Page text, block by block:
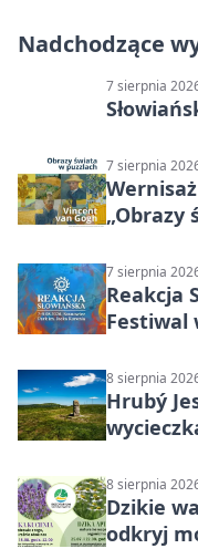
Nadchodzące
7 sierpnia
7 sierpnia
„Obrazy
7 sierpnia
Reakcja
Festiwal
8 sierpnia
Hrubý
8 sierpnia
Dzikie
odkryj